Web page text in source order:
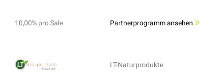
10,00% pro Sale Partnerprogramm ansehen
LT-Naturprodukte